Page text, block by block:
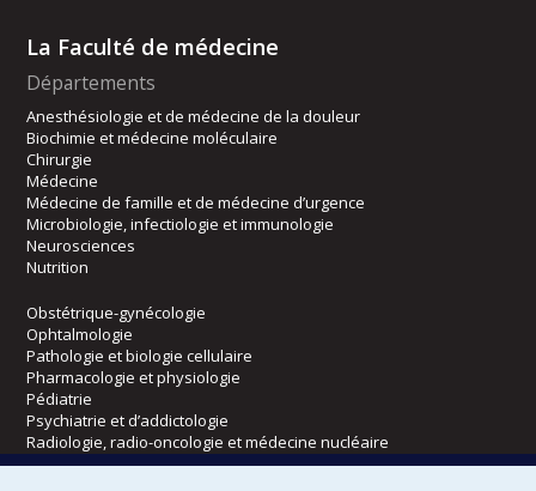
La Faculté de médecine
Départements
Anesthésiologie et de médecine de la douleur
Biochimie et médecine moléculaire
Chirurgie
Médecine
Médecine de famille et de médecine d’urgence
Microbiologie, infectiologie et immunologie
Neurosciences
Nutrition
Obstétrique-gynécologie
Ophtalmologie
Pathologie et biologie cellulaire
Pharmacologie et physiologie
Pédiatrie
Psychiatrie et d’addictologie
Radiologie, radio-oncologie et médecine nucléaire